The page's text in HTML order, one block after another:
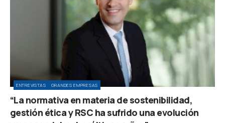
ENTREVISTAS GRANDES EMPRESAS
“La normativa en materia de sostenibilidad,
gestión ética y RSC ha sufrido una evolución